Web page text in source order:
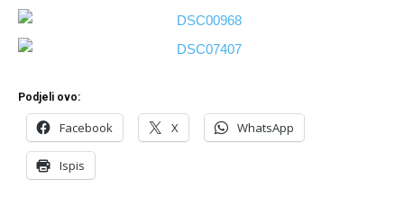
Podjeli ovo:
Facebook X WhatsApp
Ispis